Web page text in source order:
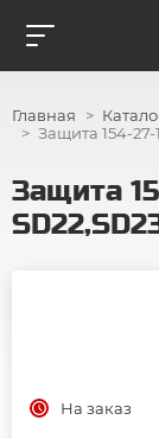
Главная
Защита 154-27-
Защита
На заказ